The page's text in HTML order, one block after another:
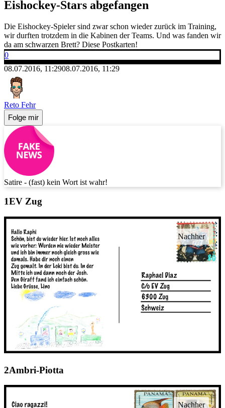
Eishockey-Stars abgefangen
Die Eishockey-Spieler sind zwar schon wieder zurück im Training,
wir durften trotzdem in die Kabinen der Teams. Und was fanden wir
da am schwarzen Brett? Diese Postkarten!
0
08.07.2016, 11:2908.07.2016, 11:29
Reto Fehr
Folge mir
Satire - (fast) kein Wort ist wahr!
EV Zug
Ambri-Piotta